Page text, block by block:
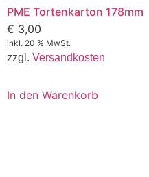
PME Tortenkarton 178mm
€ 3,00
inkl. 20 % MwSt.
zzgl. Versandkosten
In den Warenkorb